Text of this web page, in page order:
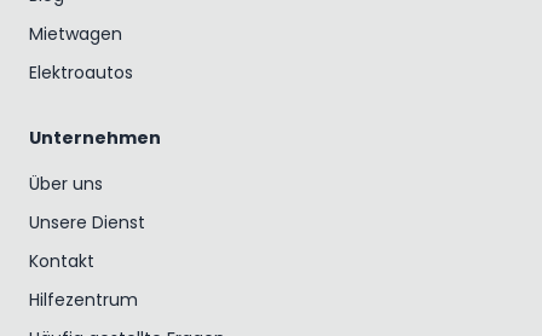
Mietwagen
Elektroautos
Unternehmen
Über uns
Unsere Dienst
Kontakt
Hilfezentrum